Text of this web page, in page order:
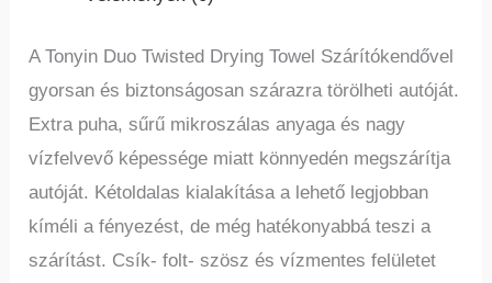
A Tonyin Duo Twisted Drying Towel Szárítókendővel
gyorsan és biztonságosan szárazra törölheti autóját.
Extra puha, sűrű mikroszálas anyaga és nagy
vízfelvevő képessége miatt könnyedén megszárítja
autóját. Kétoldalas kialakítása a lehető legjobban
kíméli a fényezést, de még hatékonyabbá teszi a
szárítást. Csík- folt- szösz és vízmentes felületet